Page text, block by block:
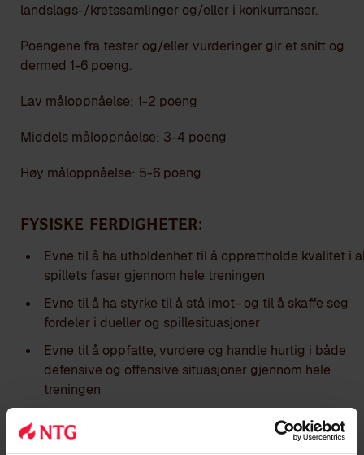
landslags-/kretssamlinger og/eller i konkurranser.
Poengene fra tester og/eller vurderinger gir et snitt og
dermed 1-6 poeng.
Lav måloppnåelse: 1-2 poeng
Middels måloppnåelse: 3-4 poeng
Høy måloppnåelse: 5-6 poeng
Fysiske ferdigheter:
Evne til å ha utholdenhet til å opprettholde kvalitet i
spillets faser gjennom hele treningen
Evne til å ha styrke til å stå imot- og til å skaffe seg
fordeler i dueller og spillesituasjoner
Evne til å oppfatte, vurdere og handle hurtig i både
defensive og offensive situasjoner gjennom hele
treningen
Tekniske ferdigheter: